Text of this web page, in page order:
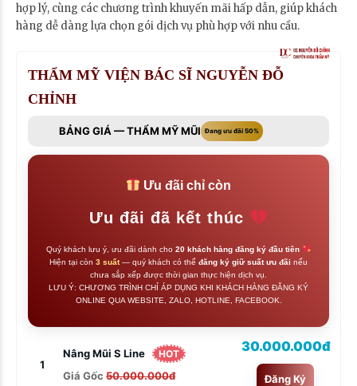
hợp lý, cùng các chương trình khuyến mãi hấp dẫn, giúp khách
hàng dễ dàng lựa chọn gói dịch vụ phù hợp với nhu cầu.
THẨM MỸ VIỆN BÁC SĨ NGUYỄN ĐỖ
CHỈNH
BẢNG GIÁ — THẨM MỸ MŨI Đang ưu đãi 50%
Ưu đãi chỉ còn
Ưu đãi đã kết thúc
Quý khách lưu ý, ưu đãi dành cho 20 khách hàng đăng ký đầu tiên
Hiện tại còn 3 suất— quý khách có thể đăng ký giữ suất ưu đãi nếu
chưa sắp xếp được thời gian thực hiện dịch vụ.
LƯU Ý: CHƯƠNG TRÌNH CHỈ ÁP DỤNG KHI KHÁCH HÀNG ĐĂNG KÝ
ONLINE QUA WEBSITE, ZALO, HOTLINE, FACEBOOK.
1
Nâng Mũi S Line HOT
Giá Gốc 50.000.000đ
30.000.000đ
Đăng Ký